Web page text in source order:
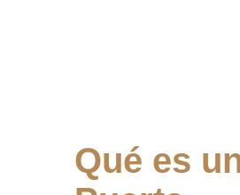
Qué es